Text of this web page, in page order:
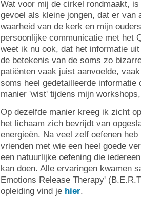
Wat voor mij de cirkel rondmaakt,
gevoel als kleine jongen, dat er van
waarheid van de kerk en mijn
persoonlijke communicatie met het
weet ik nu ook, dat het informatie
de betekenis van de soms zo
patiënten vaak juist aanvoelde,
soms heel gedetailleerde informatie
manier 'wist' tijdens mijn
Op dezelfde manier kreeg ik zicht
het lichaam zich bevrijdt van
energieën. Na veel zelf oefenen
vrienden met wie een heel goede
een natuurlijke oefening die
kan doen. Alle ervaringen kwamen
Emotions Release Therapy'
opleiding vind je hier.